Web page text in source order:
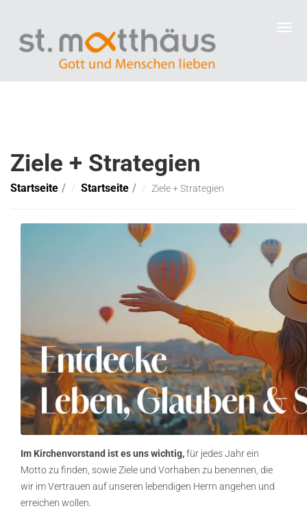
Ziele + Strategien
Startseite Startseite Ziele + Strategien
Im Kirchenvorstand ist es uns wichtig,für jedes Jahr ein
Motto zu finden, sowie Ziele und Vorhaben zu benennen, die
wir im Vertrauen auf unseren lebendigen Herrn angehen und
erreichen wollen.